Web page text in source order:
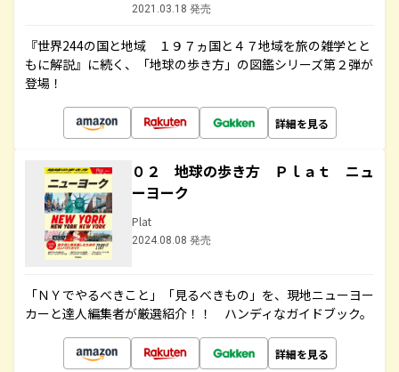
2021.03.18 発売
『世界244の国と地域 １９７ヵ国と４７地域を旅の雑学とと
もに解説』に続く、「地球の歩き方」の図鑑シリーズ第２弾が
登場！
詳細を見る
０２ 地球の歩き方 Ｐｌａｔ ニュ
ーヨーク
Plat
2024.08.08 発売
「ＮＹでやるべきこと」「見るべきもの」を、現地ニューヨー
カーと達人編集者が厳選紹介！！ ハンディなガイドブック。
詳細を見る